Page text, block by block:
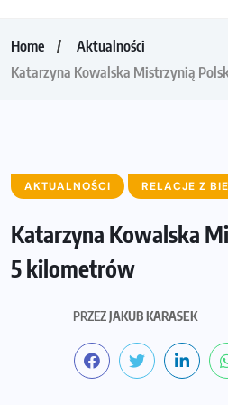
Home
Aktualności
Katarzyna Kowalska Mistrzynią
AKTUALNOŚCI RELACJE Z
Katarzyna Kowalska
5 kilometrów
PRZEZJAKUB KARASEK